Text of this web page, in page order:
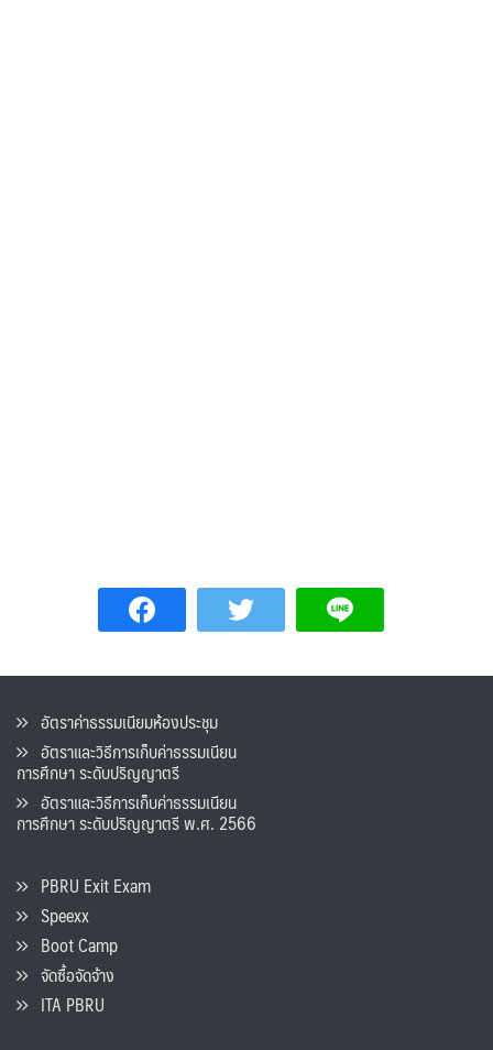
อัตราค่าธรรมเนียมห้องประชุม
อัตราและวิธีการเก็บค่าธรรมเนียน
การศึกษา ระดับปริญญาตรี
อัตราและวิธีการเก็บค่าธรรมเนียน
การศึกษา ระดับปริญญาตรี พ.ศ. 2566
PBRU Exit Exam
Speexx
Boot Camp
จัดซื้อจัดจ้าง
ITA PBRU